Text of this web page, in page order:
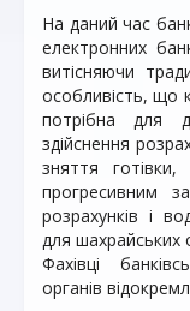
На даний час
електронних
витісняючи
особливість, що
потрібна для
здійснення
зняття
прогресивним
розрахунків і
для шахрайських
Фахівці
органів